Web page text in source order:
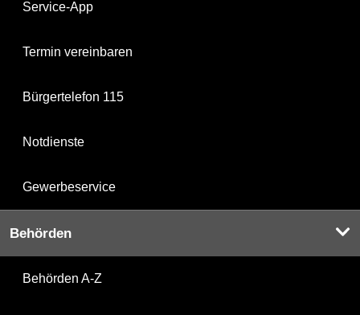
Service-App
Termin vereinbaren
Bürgertelefon 115
Notdienste
Gewerbeservice
Behörden
Behörden A-Z